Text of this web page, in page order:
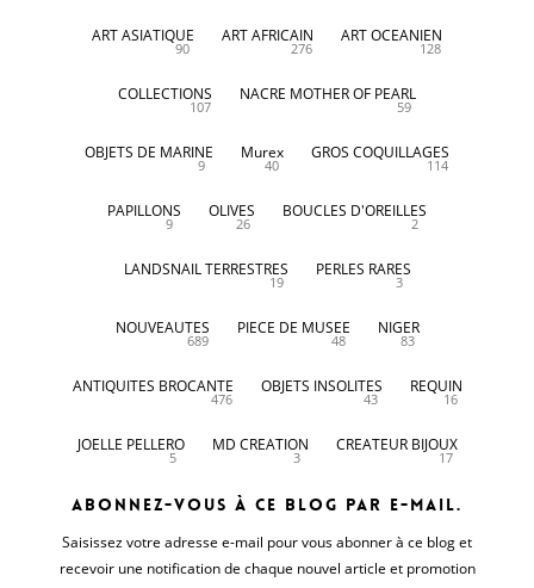
ART ASIATIQUE
90
ART AFRICAIN
276
ART OCEANIEN
128
COLLECTIONS
107
NACRE MOTHER OF PEARL
59
OBJETS DE MARINE
9
Murex
40
GROS COQUILLAGES
114
PAPILLONS
9
OLIVES
26
BOUCLES D'OREILLES
2
LANDSNAIL TERRESTRES
19
PERLES RARES
3
NOUVEAUTES
689
PIECE DE MUSEE
48
NIGER
83
ANTIQUITES BROCANTE
476
OBJETS INSOLITES
43
REQUIN
16
JOELLE PELLERO
5
MD CREATION
3
CREATEUR BIJOUX
17
Abonnez-vous à ce blog par e-mail.
Saisissez votre adresse e-mail pour vous abonner à ce blog et
recevoir une notification de chaque nouvel article et promotion